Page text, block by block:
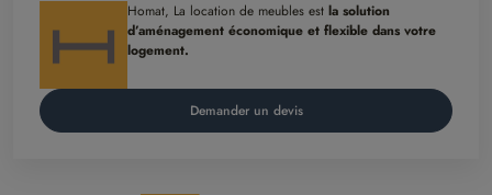
Homat, La location de meubles est la solution
d’aménagement économique et flexible dans votre
logement.
Demander un devis